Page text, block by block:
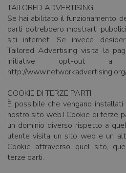
TAILORED ADVERTISING
Se hai abilitato il funzionamento
parti potrebbero mostrarti
siti internet. Se invece
Tailored Advertising visita la
Initiative opt-out a
http://
COOKIE DI TERZE PARTI
È possibile che vengano
nostro sito web.I Cookie di terze
un dominio diverso rispetto a
utente visita un sito web e un
Cookie attraverso quel sito,
terze parti.